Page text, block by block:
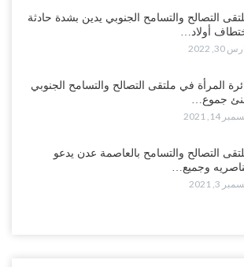
التصالح والتسامح الجنوبي يدين بشدة حادثة
أولاد…
30, 2022
المرأة في ملتقى التصالح والتسامح الجنوبي
جموع…
14, 2021
التصالح والتسامح بالعاصمة عدن يدعو
وجميع…
3, 2021